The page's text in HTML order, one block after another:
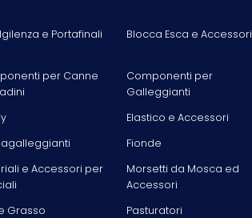
e Portafinali Blocca Esca e Accessori
per Canne
Componenti per
Galleggianti
Elastico e Accessori
Fionde
e Accessori per
Morsetti da Mosca ed
Accessori
Grasso
Pasturatori